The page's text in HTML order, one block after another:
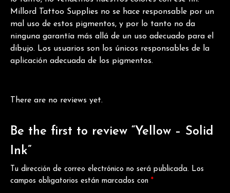
Millord Tattoo Supplies no se hace responsable por un
mal uso de estos pigmentos, y por lo tanto no da
ninguna garantía más allá de un uso adecuado para el
dibujo. Los usuarios son los únicos responsables de la
aplicación adecuada de los pigmentos.
There are no reviews yet.
Be the first to review “Yellow – Solid
Ink”
Tu dirección de correo electrónico no será publicada. Los
campos obligatorios están marcados con *